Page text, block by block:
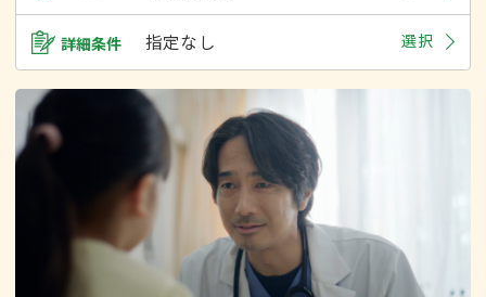
詳細条件 指定なし 選択